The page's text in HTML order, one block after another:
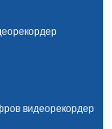
видеорекордер